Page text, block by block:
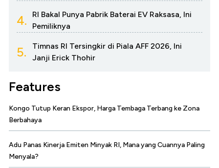
4.
RI Bakal Punya Pabrik Baterai EV Raksasa, Ini
Pemiliknya
5.
Timnas RI Tersingkir di Piala AFF 2026, Ini
Janji Erick Thohir
Features
Kongo Tutup Keran Ekspor, Harga Tembaga Terbang ke Zona
Berbahaya
Adu Panas Kinerja Emiten Minyak RI, Mana yang Cuannya Paling
Menyala?